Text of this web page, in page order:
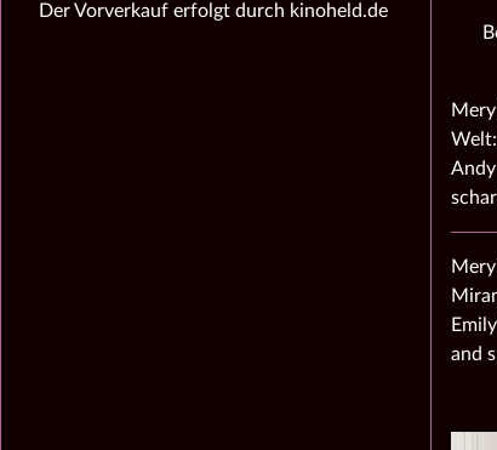
and
Der Vorverkauf erfolgt durch kinoheld.de